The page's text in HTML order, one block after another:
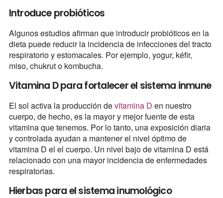
Introduce probióticos
Algunos estudios afirman que introducir probióticos en la
dieta puede reducir la incidencia de infecciones del tracto
respiratorio y estomacales. Por ejemplo, yogur, kéfir,
miso, chukrut o kombucha.
Vitamina D para fortalecer el sistema inmune
El sol activa la producción devitamina D en nuestro
cuerpo, de hecho, es la mayor y mejor fuente de esta
vitamina que tenemos. Por lo tanto, una exposición diaria
y controlada ayudan a mantener el nivel óptimo de
vitamina D el el cuerpo. Un nivel bajo de vitamina D está
relacionado con una mayor incidencia de enfermedades
respiratorias.
Hierbas para el sistema inumológico